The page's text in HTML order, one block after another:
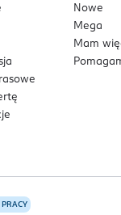
Nowe
Mega
Mam
PRACY